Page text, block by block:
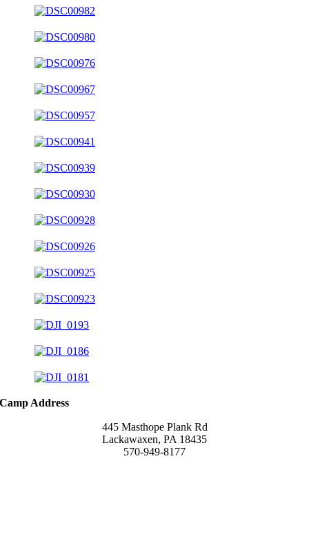
Camp Address
445 Masthope Plank Rd
Lackawaxen, PA 18435
570-949-8177